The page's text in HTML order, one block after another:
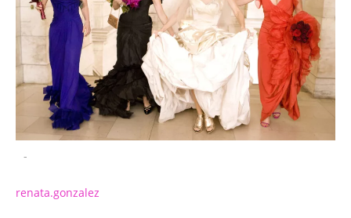
-
renata.gonzalez